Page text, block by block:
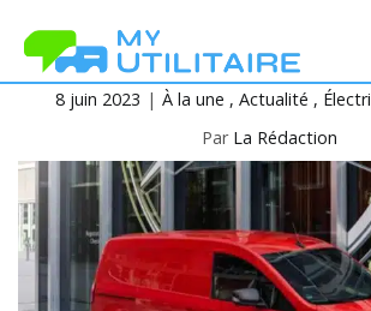
contenu
MyUtilitaire
Toute l’actualité des véhicules
8 juin 2023 À la une Actualité
Par La Rédaction